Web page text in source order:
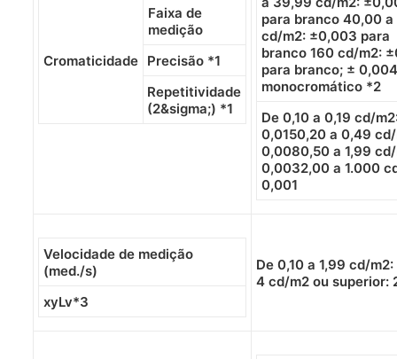
Cromaticidade
Faixa de
medição
Precisão *1
Repetitividade
(2&sigma;) *1
para branco 40,00 a
cd/m2: ±0,003 para
branco 160 cd/m2:
para branco; ±
monocromático *2
De 0,10 a 0,19 cd/
0,0150,20 a 0,49
0,0080,50 a 1,99
0,0032,00 a 1.000
0,001
Velocidade de medição
(med./s)
xyLv*3
De 0,10 a 1,99 cd/
4 cd/m2 ou superior: